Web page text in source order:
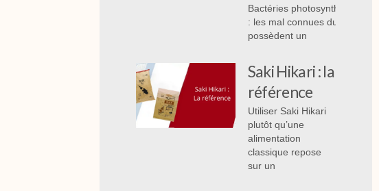
Bactéries photosynthétiques
: les mal connues du bassin,
possèdent un
Saki Hikari : la
référence
Utiliser Saki Hikari
plutôt qu’une
alimentation
classique repose
sur un